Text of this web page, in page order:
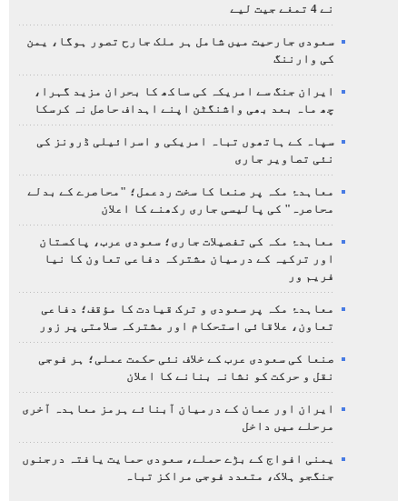
نے 4 تمغے جیت لیے
سعودی جارحیت میں شامل ہر ملک جارح تصور ہوگا، یمن
کی وارننگ
ایران جنگ سے امریکہ کی ساکھ کا بحران مزید گہرا،
چھ ماہ بعد بھی واشنگٹن اپنے اہداف حاصل نہ کرسکا
سپاہ کے ہاتھوں تباہ امریکی و اسرائیلی ڈرونز کی
نئی تصاویر جاری
معاہدۂ مکہ پر صنعا کا سخت ردعمل؛ "محاصرے کے بدلے
محاصرہ" کی پالیسی جاری رکھنے کا اعلان
معاہدۂ مکہ کی تفصیلات جاری؛ سعودی عرب، پاکستان
اور ترکیہ کے درمیان مشترکہ دفاعی تعاون کا نیا
فریم ور
معاہدۂ مکہ پر سعودی و ترک قیادت کا مؤقف؛ دفاعی
تعاون، علاقائی استحکام اور مشترکہ سلامتی پر زور
صنعا کی سعودی عرب کے خلاف نئی حکمت عملی؛ ہر فوجی
نقل و حرکت کو نشانہ بنانے کا اعلان
ایران اور عمان کے درمیان آبنائے ہرمز معاہدہ آخری
مرحلے میں داخل
یمنی افواج کے بڑے حملے، سعودی حمایت یافتہ درجنوں
جنگجو ہلاک، متعدد فوجی مراکز تباہ